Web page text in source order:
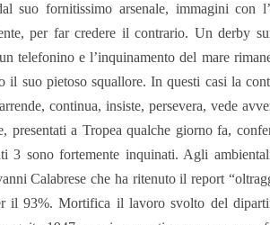
fornitissimo arsenale, immagini con
per far credere il contrario. Un derby
telefonino e l’inquinamento del mare
suo pietoso squallore. In questi casi la
continua, insiste, persevera, vede
a Tropea qualche giorno fa,
3 sono fortemente inquinati. Agli
Calabrese che ha ritenuto il report
il 93%. Mortifica il lavoro svolto del